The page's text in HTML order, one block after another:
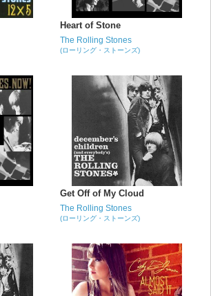
Heart of Stone
The Rolling Stones
(ローリング・ストーンズ)
Get Off of My Cloud
The Rolling Stones
(ローリング・ストーンズ)